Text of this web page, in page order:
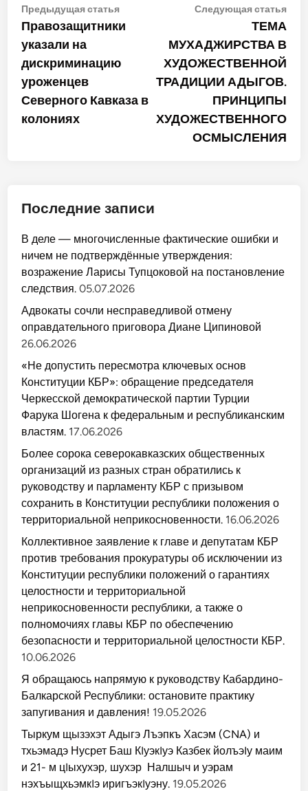
Навигация
по
записям
Предыдущая статьяПредыдущая
статья:
Правозащитники
указали на
дискриминацию
уроженцев
Северного Кавказа в
колониях
Следующая статья
ТЕМА
МУХАДЖИРСТВА В
ХУДОЖЕСТВЕННОЙ
ТРАДИЦИИ АДЫГОВ.
ПРИНЦИПЫ
ХУДОЖЕСТВЕННОГО
ОСМЫСЛЕНИЯ
Последние записи
В деле — многочисленные фактические ошибки и
ничем не подтверждённые утверждения:
возражение Ларисы Тупцоковой на постановление
следствия. 05.07.2026
Адвокаты сочли несправедливой отмену
оправдательного приговора Диане Ципиновой
26.06.2026
«Не допустить пересмотра ключевых основ
Конституции КБР»: обращение председателя
Черкесской демократической партии Турции
Фарука Шогена к федеральным и республиканским
властям. 17.06.2026
Более сорока северокавказских общественных
организаций из разных стран обратились к
руководству и парламенту КБР с призывом
сохранить в Конституции республики положения о
территориальной неприкосновенности. 16.06.2026
Коллективное заявление к главе и депутатам КБР
против требования прокуратуры об исключении из
Конституции республики положений о гарантиях
целостности и территориальной
неприкосновенности республики, а также о
полномочиях главы КБР по обеспечению
безопасности и территориальной целостности КБР.
10.06.2026
Я обращаюсь напрямую к руководству Кабардино-
Балкарской Республики: остановите практику
запугивания и давления! 19.05.2026
Тыркум щызэхэт Адыгэ Лъэпкъ Хасэм (CNA) и
тхьэмадэ Нусрет Баш КIуэкIуэ Казбек йолъэIу маим
и 21- м цIыхухэр, шухэр Налшыч и уэрам
нэхъыщхьэмкIэ иригъэкIуэну. 19.05.2026